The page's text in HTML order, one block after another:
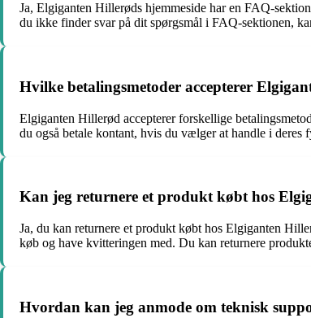
Ja, Elgiganten Hillerøds hjemmeside har en FAQ-
du ikke finder svar på dit spørgsmål i FAQ-sektionen,
Hvilke betalingsmetoder accepterer
Elgiganten Hillerød accepterer forskellige
du også betale kontant, hvis du vælger at handle i deres
Kan jeg returnere et produkt købt hos
Ja, du kan returnere et produkt købt hos Elgiganten
køb og have kvitteringen med. Du kan returnere
Hvordan kan jeg anmode om teknisk